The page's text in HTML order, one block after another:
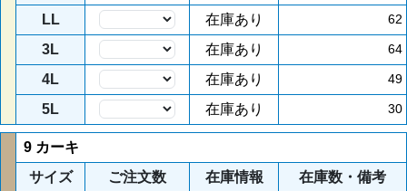
LL 在庫あり 62
3L 在庫あり 64
4L 在庫あり 49
5L 在庫あり 30
9 カーキ
サイズ
ご注文数 在庫情報
在庫数・備考